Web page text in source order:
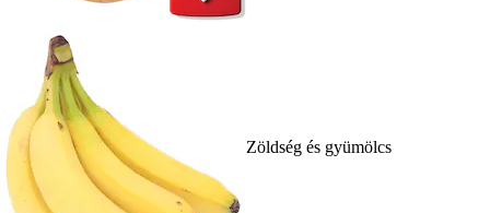
Zöldség és gyümölcs